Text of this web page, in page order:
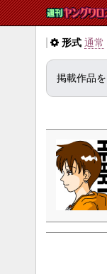
形式 通常
掲載作品を